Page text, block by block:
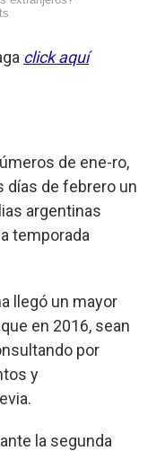
click aquí
de ene-ro,
días de febrero un
argentinas
temporada
llegó un mayor
en 2016, sean
por
y
la segunda